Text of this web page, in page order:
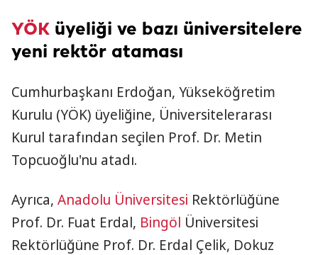
YÖK üyeliği ve bazı üniversitelere
yeni rektör ataması
Cumhurbaşkanı Erdoğan, Yükseköğretim
Kurulu (YÖK) üyeliğine, Üniversitelerarası
Kurul tarafından seçilen Prof. Dr. Metin
Topcuoğlu'nu atadı.
Ayrıca, Anadolu Üniversitesi Rektörlüğüne
Prof. Dr. Fuat Erdal, Bingöl Üniversitesi
Rektörlüğüne Prof. Dr. Erdal Çelik, Dokuz